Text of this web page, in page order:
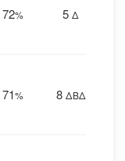
72% 5 Δ
71% 8 ΔΒΔ